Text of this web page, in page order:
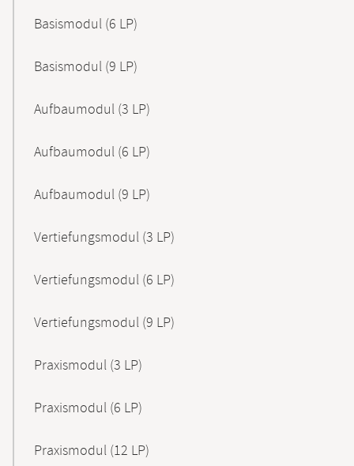
Basismodul (6 LP)
Basismodul (9 LP)
Aufbaumodul (3 LP)
Aufbaumodul (6 LP)
Aufbaumodul (9 LP)
Vertiefungsmodul (3 LP)
Vertiefungsmodul (6 LP)
Vertiefungsmodul (9 LP)
Praxismodul (3 LP)
Praxismodul (6 LP)
Praxismodul (12 LP)